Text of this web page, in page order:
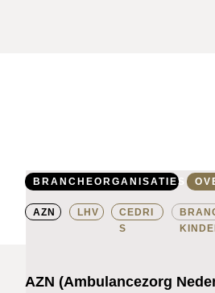
BRANCHEORGANISATIES
AZN (Ambulancezorg
AZN LHV
CEDRI
S